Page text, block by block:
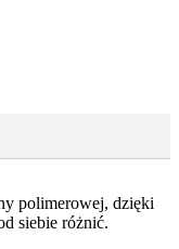
polimerowej, dzięki
siebie różnić.